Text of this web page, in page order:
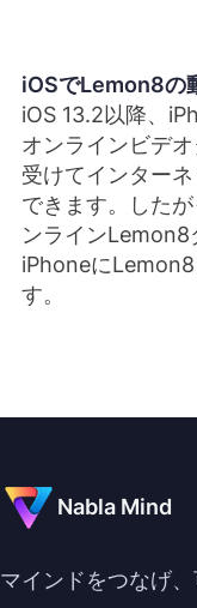
iOSでLemon8の
iOS 13.2以降、
オンラインビデ
受けてインター
できます。した
ンラインLemon8
iPhoneに
す。
Nabla Mind
マインドをつなげ